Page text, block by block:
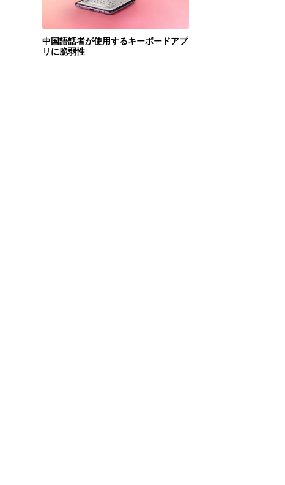
中国語話者が使用するキーボードアプ
リに脆弱性